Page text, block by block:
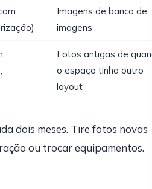
Imagens de banco de
imagens
Fotos antigas de
o espaço tinha outro
layout
dois meses. Tire fotos novas
ou trocar equipamentos.